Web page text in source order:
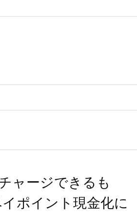
ャージできるも
ポイント現金化に